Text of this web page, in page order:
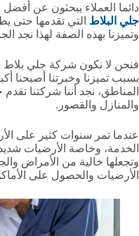
دائما العملاء يبحثون عن
جلي البلاط التي تقدمها حتى
وتميزنا بهذه الصفة لهذا نجد
فنحن لا نكون شركة جلي بلاط
بسبب تميزنا وخبرتنا أصبحنا
المناطق، نجد أننا شركتنا
والمنازل والقصور.
عندما تمر سنوات كثير على
الخدمة، وخاصة الأرضيات
وتجعلها خالية من الأمراض
الأرضيات والحصول على